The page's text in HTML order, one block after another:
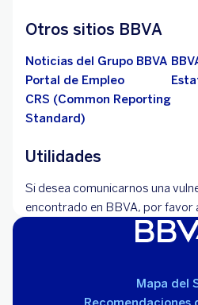
Otros sitios BBVA
Noticias del Grupo BBVA
Portal de Empleo
CRS (Common Reporting
Standard)
Utilidades
Si desea comunicarnos una
encontrado en BBVA, por favor
Mapa del